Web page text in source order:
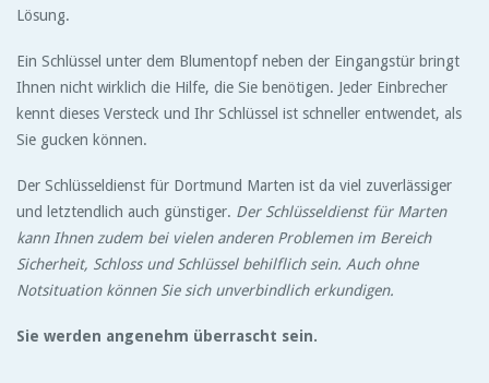
Lösung.
Ein Schlüssel unter dem Blumentopf neben der Eingangstür bringt
Ihnen nicht wirklich die Hilfe, die Sie benötigen. Jeder Einbrecher
kennt dieses Versteck und Ihr Schlüssel ist schneller entwendet, als
Sie gucken können.
Der Schlüsseldienst für Dortmund Marten ist da viel zuverlässiger
und letztendlich auch günstiger. Der Schlüsseldienst für Marten
kann Ihnen zudem bei vielen anderen Problemen im Bereich
Sicherheit, Schloss und Schlüssel behilflich sein. Auch ohne
Notsituation können Sie sich unverbindlich erkundigen.
Sie werden angenehm überrascht sein.